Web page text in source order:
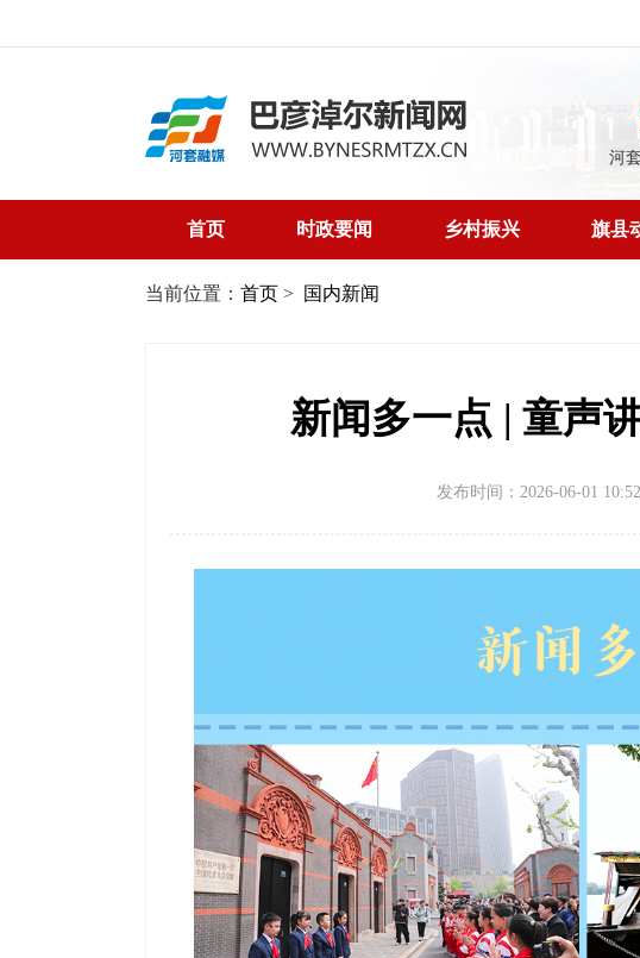
河
首页 时政要闻 乡村振兴 旗县
当前位置： 首页 > 国内新闻
新闻多一点 | 童声
发布时间：2026-06-01